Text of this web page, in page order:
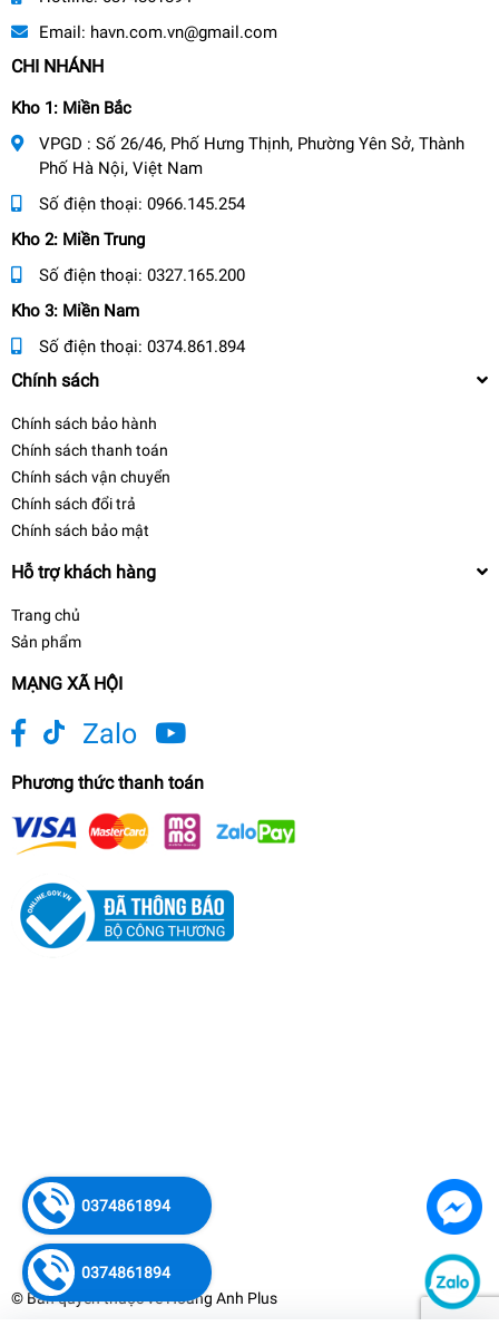
Email: havn.com.vn@gmail.com
CHI NHÁNH
Kho 1: Miền Bắc
VPGD : Số 26/46, Phố Hưng Thịnh, Phường Yên Sở, Thành
Phố Hà Nội, Việt Nam
Số điện thoại: 0966.145.254
Kho 2: Miền Trung
Số điện thoại: 0327.165.200
Kho 3: Miền Nam
Số điện thoại: 0374.861.894
Chính sách
Chính sách bảo hành
Chính sách thanh toán
Chính sách vận chuyển
Chính sách đổi trả
Chính sách bảo mật
Hỗ trợ khách hàng
Trang chủ
Sản phẩm
MẠNG XÃ HỘI
Zalo
Phương thức thanh toán
© Bản quyền thuộc vềHoàng Anh Plus
0374861894
0374861894